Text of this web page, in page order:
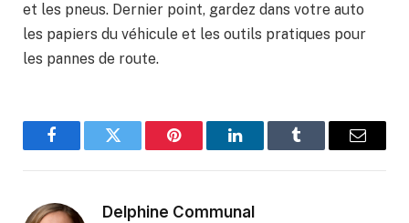
et les pneus. Dernier point, gardez dans votre auto
les papiers du véhicule et les outils pratiques pour
les pannes de route.
FacebookTwitter Pinterest LinkedInTumblr Email
Delphine Communal